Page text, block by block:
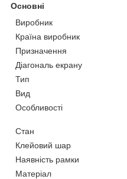
Основні
Виробник
Країна виробник
Призначення
Діагональ екрану
Тип
Вид
Особливості
Стан
Клейовий шар
Наявність рамки
Матеріал